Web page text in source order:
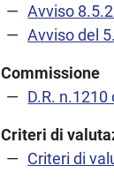
Avviso
Avviso del
Commissione
D.R.
Criteri di
Criteri di